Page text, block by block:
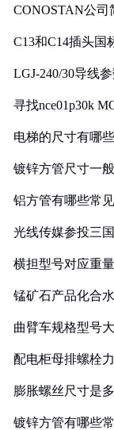
CONOSTAN公司
C13和C14插头国
LGJ-240/30导线
寻找nce01p30k
电梯的尺寸有哪
镀锌方管尺寸一
铝方管有哪些常
光线传媒参投三
横担型号对应重量
锰矿石产品化合
曲臂车规格型号
配电柜母排螺栓
膨胀螺丝尺寸是
镀锌方管有哪些